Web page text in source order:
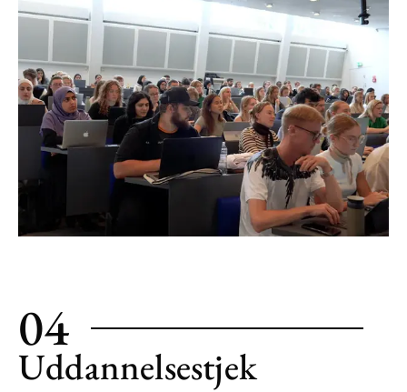
04
Uddannelsestjek